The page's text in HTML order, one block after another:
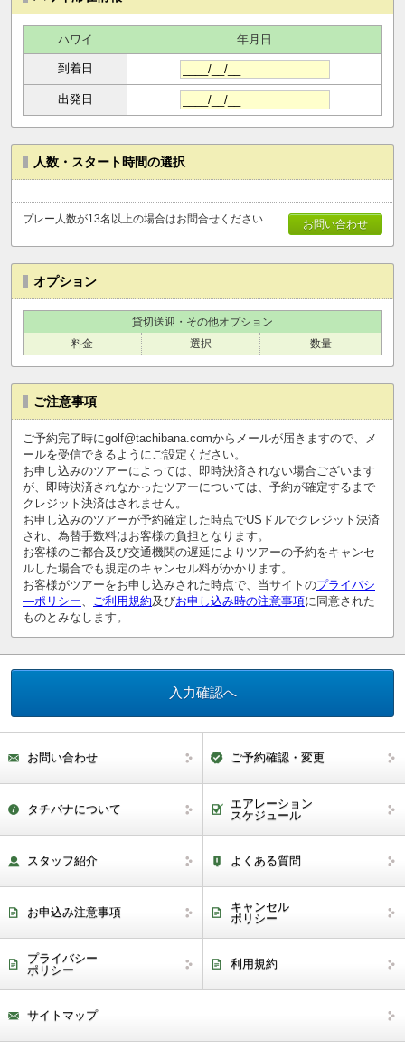
ハワイ 年月日
到着日
出発日
人数・スタート時間の選択
お問い合わせ
プレー人数が13名以上の場合はお問合せください
オプション
貸切送迎・その他オプション
料金
選択 数量
ご注意事項
ご予約完了時にgolf@tachibana.comからメールが届きますので、メ
ールを受信できるようにご設定ください。
お申し込みのツアーによっては、即時決済されない場合ございます
が、即時決済されなかったツアーについては、予約が確定するまで
クレジット決済はされません。
お申し込みのツアーが予約確定した時点でUSドルでクレジット決済
され、為替手数料はお客様の負担となります。
お客様のご都合及び交通機関の遅延によりツアーの予約をキャンセ
ルした場合でも規定のキャンセル料がかかります。
お客様がツアーをお申し込みされた時点で、当サイトのプライバシ
―ポリシー
ご利用規約及びお申し込み時の注意事項に同意された
ものとみなします。
お問い合わせ ご予約確認・変更
タチバナについて
エアレーション
スケジュール
スタッフ紹介 よくある質問
お申込み注意事項
キャンセル
ポリシー
プライバシー
ポリシー
利用規約
サイトマップ